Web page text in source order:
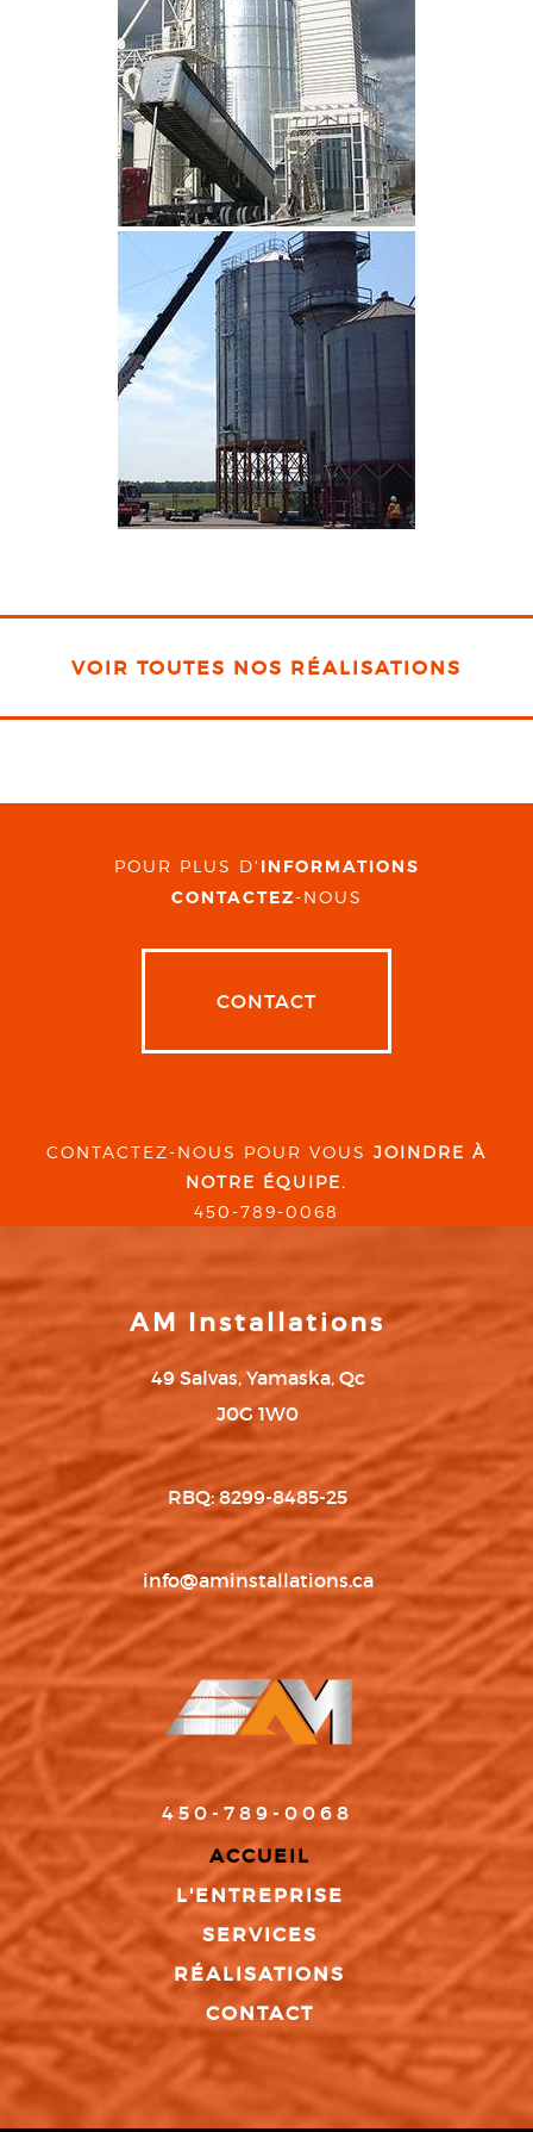
CLIQUEZ POUR AGRANDIR
VOIR TOUTES NOS RÉALISATIONS
POUR PLUS D' INFORMATIONS
CONTACTEZ-NOUS
CONTACT
CONTACTEZ-NOUS POUR VOUS JOINDRE À
NOTRE ÉQUIPE.
450-789-0068
AM Installations
49 Salvas, Yamaska, Qc
J0G 1W0
RBQ: 8299-8485-25
info@aminstallations.ca
450-789-0068
ACCUEIL
L'ENTREPRISE
SERVICES
RÉALISATIONS
CONTACT